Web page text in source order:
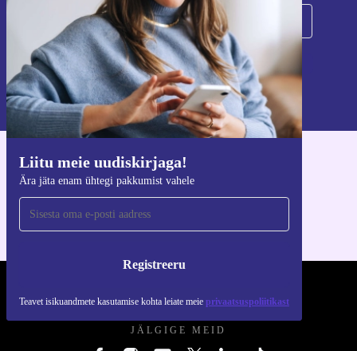
Liitu meie uudiskirjaga!
Ära jäta enam ühtegi pakkumist vahele
Registreeru
Teavet isikuandmete kasutamise kohta leiate meie privaatsuspoliitikast
Registreeru
Teavet isikuandmete kasutamise kohta leiate meie
privaatsuspoliitikast.
Hangi refurbed rakendus
iOS-i ja Androidi jaoks
JÄLGIGE MEID